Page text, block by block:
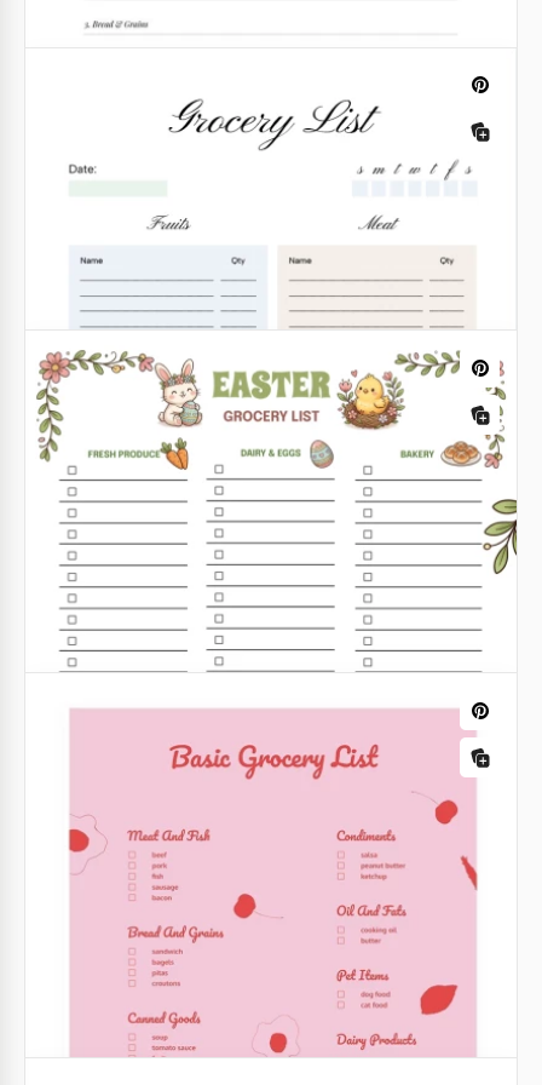
Si llegas a casa y te das cuenta de que olvidaste
comprar los productos necesarios en la tienda,
Simpleresolverá este problema.
Google Docs
Lista de compras
necesitas comprar comida para toda la semana o
para las vacaciones.
Google Slides